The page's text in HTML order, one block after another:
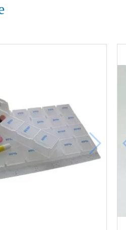
и мед.учреждений
техники